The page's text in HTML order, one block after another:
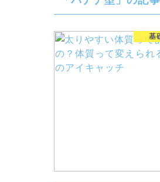
基